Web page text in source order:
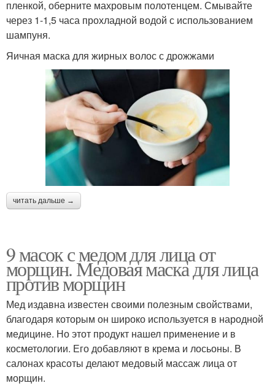
пленкой, оберните махровым полотенцем. Смывайте
через 1-1,5 часа прохладной водой с использованием
шампуня.
Яичная маска для жирных волос с дрожжами
читать дальше →
9 масок с медом для лица от
морщин. Медовая маска для лица
против морщин
Мед издавна известен своими полезным свойствами,
благодаря которым он широко используется в народной
медицине. Но этот продукт нашел применение и в
косметологии. Его добавляют в крема и лосьоны. В
салонах красоты делают медовый массаж лица от
морщин.